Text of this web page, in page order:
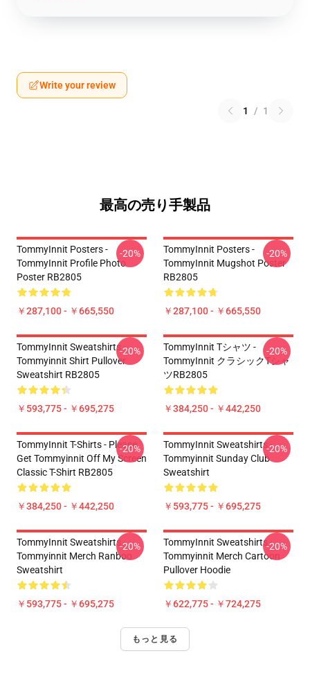
Write your review
1 / 1
最高の売り手製品
TommyInnit Posters -
TommyInnit Profile Photo
Poster RB2805
￥287,100 - ￥665,550
-20%
TommyInnit Posters -
TommyInnit Mugshot Poster
RB2805
￥287,100 - ￥665,550
-20%
TommyInnit Sweatshirts -
Tommyinnit Shirt Pullover
Sweatshirt RB2805
￥593,775 - ￥695,275
-20%
TommyInnit Tシャツ -
TommyInnit クラシックTシャ
ツRB2805
￥384,250 - ￥442,250
-20%
TommyInnit T-Shirts - Please
Get Tommyinnit Off My Screen
Classic T-Shirt RB2805
￥384,250 - ￥442,250
-20%
TommyInnit Sweatshirts -
Tommyinnit Sunday Club
Sweatshirt
￥593,775 - ￥695,275
-20%
TommyInnit Sweatshirts -
Tommyinnit Merch Ranboo
Sweatshirt
￥593,775 - ￥695,275
-20%
TommyInnit Sweatshirts -
Tommyinnit Merch Cartoon
Pullover Hoodie
￥622,775 - ￥724,275
-20%
もっと見る